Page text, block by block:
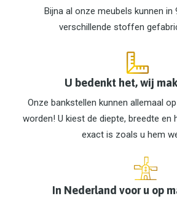
Bijna al onze meubels kunnen in
verschillende stoffen
U bedenkt het, wij
Onze bankstellen kunnen allemaal
worden! U kiest de diepte, breedte
exact is zoals u hem
In Nederland voor u op